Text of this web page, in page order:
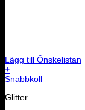
Lägg till Önskelistan
+
Snabbkoll
Glitter